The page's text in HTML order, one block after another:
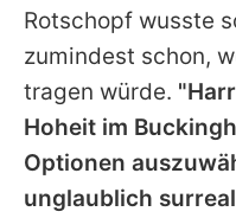
Rotschopf wusste
zumindest schon,
tragen würde.
Hoheit im
Optionen
unglaublich